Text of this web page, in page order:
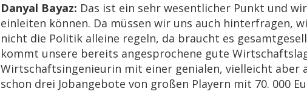
Danyal Bayaz: Das ist ein sehr wesentlicher Punkt und
einleiten können. Da müssen wir uns auch hinterfragen,
nicht die Politik alleine regeln, da braucht es
kommt unsere bereits angesprochene gute
Wirtschaftsingenieurin mit einer genialen, vielleicht aber
schon drei Jobangebote von großen Playern mit 70. 000